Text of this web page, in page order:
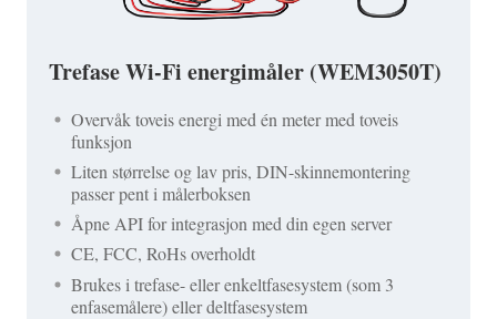
Trefase Wi-Fi energimåler (WEM3050T)
Overvåk toveis energi med én meter med toveis
funksjon
Liten størrelse og lav pris, DIN-skinnemontering
passer pent i målerboksen
Åpne API for integrasjon med din egen server
CE, FCC, RoHs overholdt
Brukes i trefase- eller enkeltfasesystem (som 3
enfasemålere) eller deltfasesystem